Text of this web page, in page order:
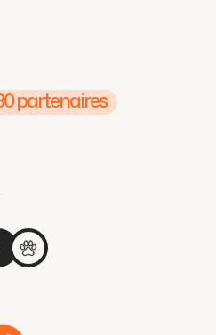
partenaires